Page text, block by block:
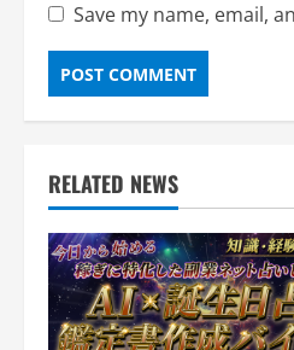
Save my name, email,
RELATED NEWS